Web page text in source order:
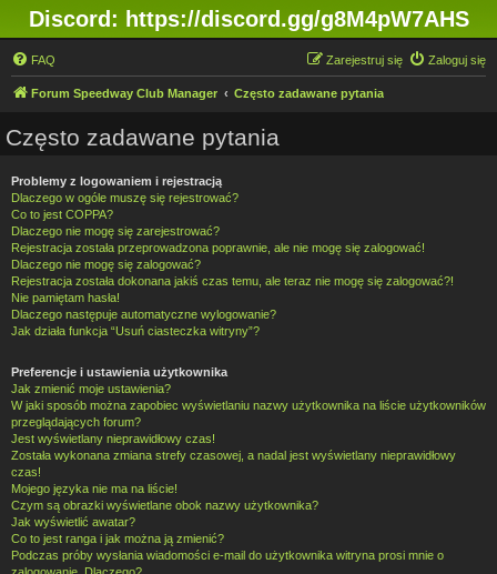
Discord: https://discord.gg/g8M4pW7AHS
FAQ Zaloguj się
Zarejestruj się
Forum Speedway Club Manager Często zadawane pytania
Często zadawane pytania
Problemy z logowaniem i rejestracją
Dlaczego w ogóle muszę się rejestrować?
Co to jest COPPA?
Dlaczego nie mogę się zarejestrować?
Rejestracja została przeprowadzona poprawnie, ale nie mogę się zalogować!
Dlaczego nie mogę się zalogować?
Rejestracja została dokonana jakiś czas temu, ale teraz nie mogę się zalogować?!
Nie pamiętam hasła!
Dlaczego następuje automatyczne wylogowanie?
Jak działa funkcja “Usuń ciasteczka witryny”?
Preferencje i ustawienia użytkownika
Jak zmienić moje ustawienia?
W jaki sposób można zapobiec wyświetlaniu nazwy użytkownika na liście użytkowników
przeglądających forum?
Jest wyświetlany nieprawidłowy czas!
Została wykonana zmiana strefy czasowej, a nadal jest wyświetlany nieprawidłowy
czas!
Mojego języka nie ma na liście!
Czym są obrazki wyświetlane obok nazwy użytkownika?
Jak wyświetlić awatar?
Co to jest ranga i jak można ją zmienić?
Podczas próby wysłania wiadomości e-mail do użytkownika witryna prosi mnie o